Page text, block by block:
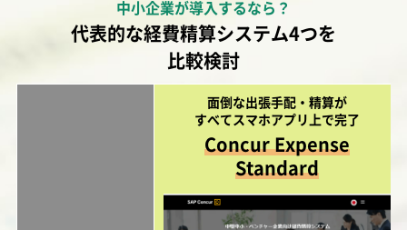
中小企業が導入するなら？
代表的な経費精算システム4つを
比較検討
面倒な出張手配・精算が
すべてスマホアプリ上で完了
Concur Expense
Standard